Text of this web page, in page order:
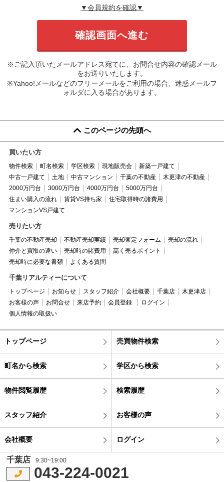
▼会員規約を確認▼
※ご記入頂いたメールアドレス宛てに、お問合せ内容の確認メール
をお送りいたします。
※Yahoo!メールなどのフリーメールをご利用の場合、迷惑メールフ
ォルダに入る場合があります。
このページの先頭へ
買いたい方
物件検索 町名検索 学区検索 現地販売会
新築一戸建て
中古一戸建て
土地 中古マンション 千葉の不動産
木更津の不動産
2000万円台
3000万円台 4000万円台
5000万円台
住まい購入の流れ
賃貸VS持ち家
住宅取得時の諸費用
マンションVS戸建て
売りたい方
千葉の不動産売却 不動産売却実績 売却査定フォーム
売却の流れ
仲介と買取の違い
売却時の諸費用
高く売るポイント
売却時に必要な書類
よくある質問
千葉リアルティーについて
トップページ お知らせ スタッフ紹介 会社概要 千葉店
木更津店
お客様の声
お問合せ 来店予約 会員登録
ログイン
個人情報の取扱い
トップページ 売買物件検索
町名から検索 学区から検索
物件閲覧履歴 検索履歴
スタッフ紹介 お客様の声
会社概要 ログイン
千葉店 9:30~19:00
043-224-0021